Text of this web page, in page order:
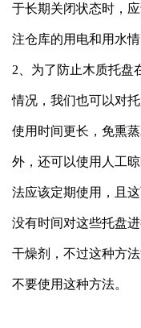
于长期关闭状态时，
注仓库的用电和用水情
2、为了防止木质托盘
情况，我们也可以对
使用时间更长， 免熏
外，还可以使用人工
法应该定期使用，且
没有时间对这些托盘
干燥剂，不过这种方
不要使用这种方法。